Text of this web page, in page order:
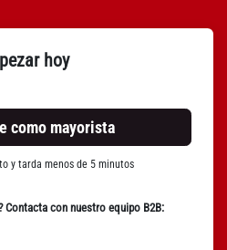
hoy
como mayorista
y tarda menos de 5 minutos
Contacta con nuestro equipo B2B: